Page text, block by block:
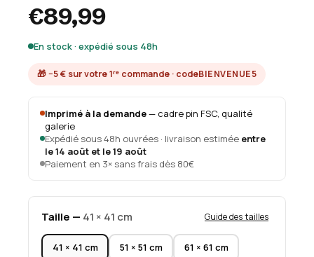
€89,99
En stock · expédié sous 48h
🎁 −5 € sur votre 1ʳᵉ commande · codeBIENVENUE5
Imprimé à la demande— cadre pin FSC, qualité
galerie
Expédié sous 48h ouvrées · livraison estimée entre
le 14 août et le 19 août
Paiement en 3× sans frais dès 80€
Taille — 41 × 41 cm Guide des tailles
41 × 41 cm 51 × 51 cm 61 × 61 cm